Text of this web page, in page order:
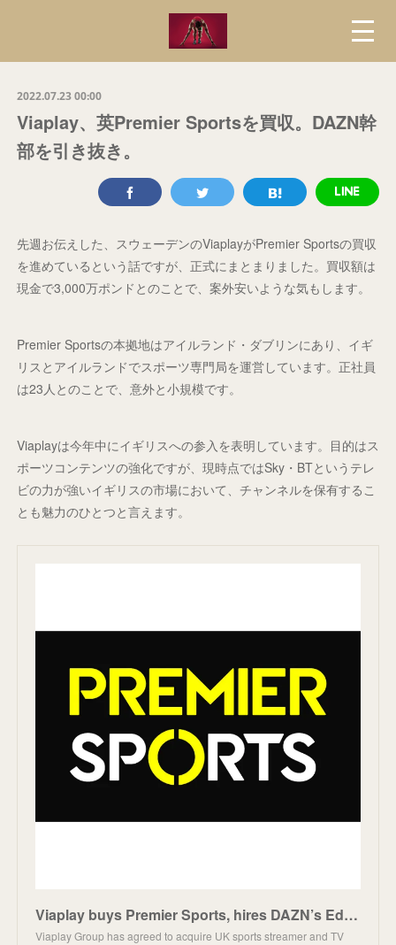
2022.07.23 00:00
Viaplay、英Premier Sportsを買収。DAZN幹
部を引き抜き。
先週お伝えした、スウェーデンのViaplayがPremier Sportsの買収
を進めているという話ですが、正式にまとまりました。買収額は
現金で3,000万ポンドとのことで、案外安いような気もします。
Premier Sportsの本拠地はアイルランド・ダブリンにあり、イギ
リスとアイルランドでスポーツ専門局を運営しています。正社員
は23人とのことで、意外と小規模です。
Viaplayは今年中にイギリスへの参入を表明しています。目的はス
ポーツコンテンツの強化ですが、現時点ではSky・BTというテレ
ビの力が強いイギリスの市場において、チャンネルを保有するこ
とも魅力のひとつと言えます。
Viaplay buys Premier Sports, hires DAZN’s Edward Breeze
Viaplay Group has agreed to acquire UK sports streamer and TV